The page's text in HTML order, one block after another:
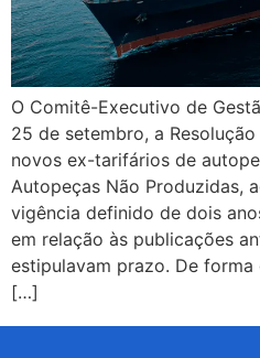
O Comitê-Executivo de
25 de setembro, a
novos ex-tarifários de
Autopeças Não Produzidas,
vigência definido de dois
em relação às publicações
estipulavam prazo. De
[…]